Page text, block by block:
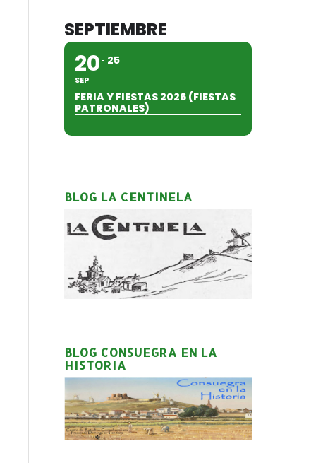
SEPTIEMBRE
20
SEP
25
FERIA Y FIESTAS 2026 (FIESTAS
PATRONALES)
BLOG LA CENTINELA
BLOG CONSUEGRA EN LA
HISTORIA